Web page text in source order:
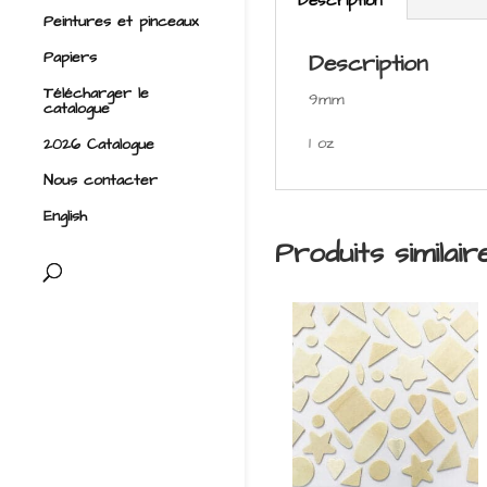
Peintures et pinceaux
Papiers
Télécharger le
catalogue
2026 Catalogue
Nous contacter
English
Description
9mm
1 oz
Produits